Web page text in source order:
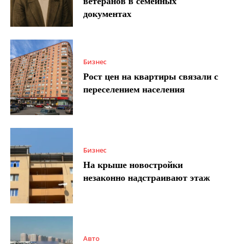
документах
Бизнес
Рост цен на квартиры связали с
переселением населения
Бизнес
На крыше новостройки
незаконно надстраивают этаж
Авто